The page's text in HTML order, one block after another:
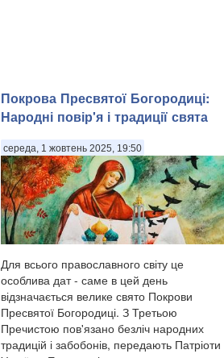
Покрова Пресвятої Богородиці:
Народні повір'я і традиції свята
середа, 1 жовтень 2025, 19:50
Для всього православного світу це
особлива дат - саме в цей день
відзначається велике свято Покрови
Пресвятої Богородиці. З Третьою
Пречистою пов'язано безліч народних
традицій і забобонів, передають Патріоти